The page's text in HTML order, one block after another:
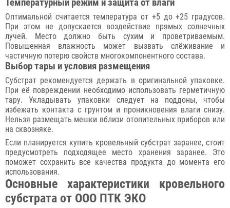
Температурный режим и защита от влаги
Оптимальной считается температура от +5 до +25 градусов.
При этом не допускается воздействие прямых солнечных
лучей. Место должно быть сухим и проветриваемым.
Повышенная влажность может вызвать слёживание и
частичную потерю свойств многокомпонентного состава.
Выбор тары и условия размещения
Субстрат рекомендуется держать в оригинальной упаковке.
При её повреждении необходимо использовать герметичную
тару. Укладывать упаковки следует на поддоны, чтобы
избежать контакта с грунтом и проникновения влаги снизу.
Нельзя размещать мешки вблизи отопительных приборов или
на сквозняке.
Если планируется купить кровельный субстрат заранее, стоит
предусмотреть подходящее место хранения заранее. Это
поможет сохранить все качества продукта до момента его
использования.
Основные характеристики кровельного
субстрата от ООО ПТК ЭКО